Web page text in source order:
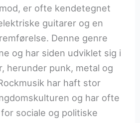
er ofte kendetegnet
guitarer og en
Denne genre
og har siden udviklet sig i
herunder punk, metal og
har haft stor
og har ofte
sociale og politiske